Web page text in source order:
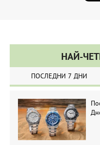
НАЙ-
ПОСЛЕДНИ 7 ДНИ